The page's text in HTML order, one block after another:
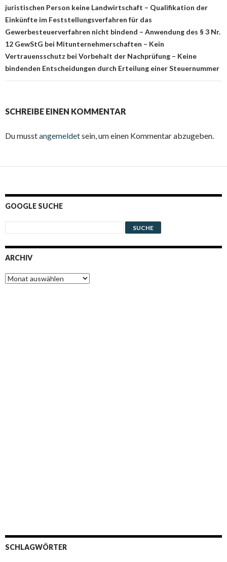
juristischen Person keine Landwirtschaft – Qualifikation der
Einkünfte im Feststellungsverfahren für das
Gewerbesteuerverfahren nicht bindend – Anwendung des § 3 Nr.
12 GewStG bei Mitunternehmerschaften – Kein
Vertrauensschutz bei Vorbehalt der Nachprüfung – Keine
bindenden Entscheidungen durch Erteilung einer Steuernummer
SCHREIBE EINEN KOMMENTAR
Du musstangemeldetsein, um einen Kommentar abzugeben.
GOOGLE SUCHE
ARCHIV
Archiv
SCHLAGWÖRTER